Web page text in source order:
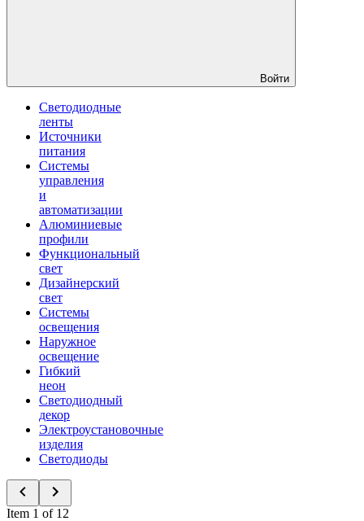
Войти
Светодиодные
ленты
Источники
питания
Системы
управления
и
автоматизации
Алюминиевые
профили
Функциональный
свет
Дизайнерский
свет
Системы
освещения
Наружное
освещение
Гибкий
неон
Светодиодный
декор
Электроустановочные
изделия
Светодиоды
Item 1 of 12